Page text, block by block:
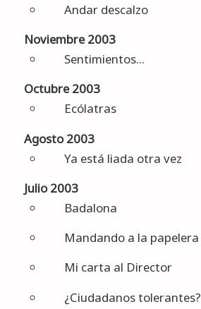
Andar descalzo
Noviembre 2003
Sentimientos...
Octubre 2003
Ecólatras
Agosto 2003
Ya está liada otra vez
Julio 2003
Badalona
Mandando a la papelera
Mi carta al Director
¿Ciudadanos tolerantes?